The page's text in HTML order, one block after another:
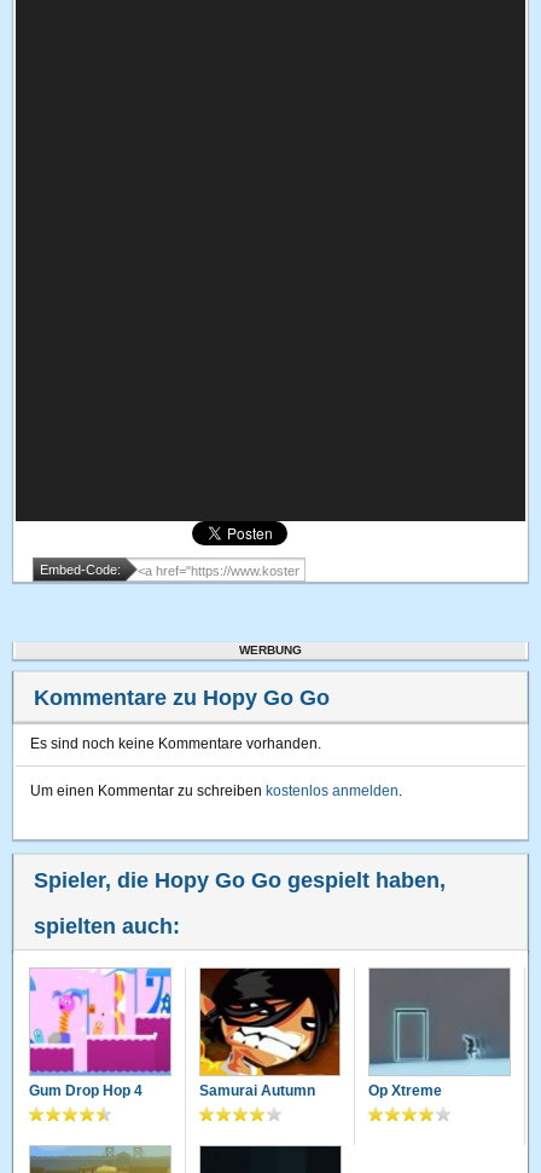
Embed-Code:
WERBUNG
Kommentare zu Hopy Go Go
Es sind noch keine Kommentare vorhanden.
Um einen Kommentar zu schreiben kostenlos anmelden.
Spieler, die Hopy Go Go gespielt haben,
spielten auch:
Gum Drop Hop 4 Samurai Autumn Op Xtreme